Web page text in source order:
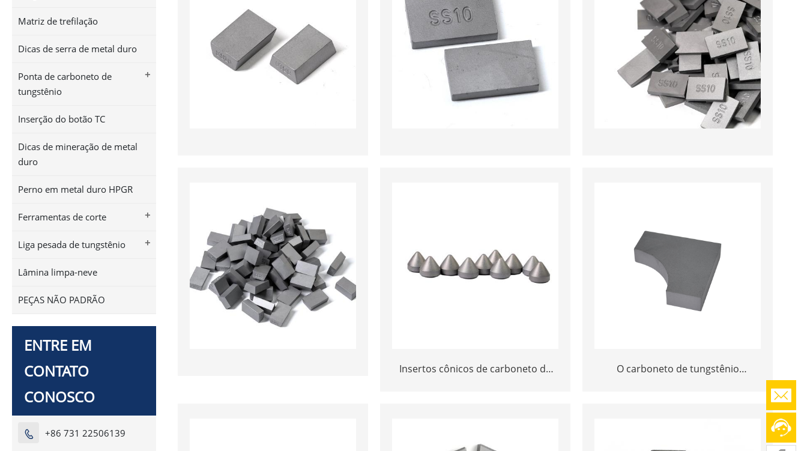
Matriz de trefilação
Dicas de serra de metal duro
+
Ponta de carboneto de
tungstênio
Inserção do botão TC
Dicas de mineração de metal
duro
Perno em metal duro HPGR
+
Ferramentas de corte
+
Liga pesada de tungstênio
Lâmina limpa-neve
PEÇAS NÃO PADRÃO
ENTRE EM
CONTATO
CONOSCO
 +86 731 22506139
Insertos cônicos de carboneto de
O carboneto de tungstênio